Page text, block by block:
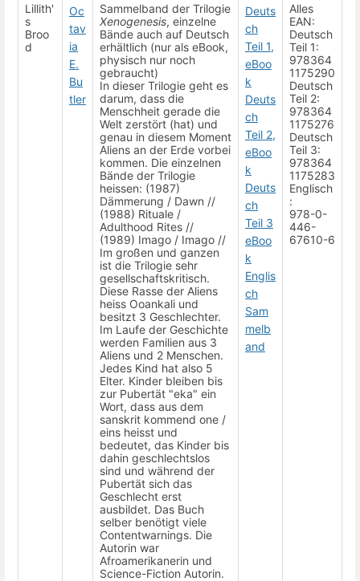
Lillith'
s
Broo
d
Oc
tav
ia
E.
Bu
tler
Sammelband der Trilogie
Xenogenesis, einzelne
Bände auch auf Deutsch
erhältlich (nur als eBook,
physisch nur noch
gebraucht)
In dieser Trilogie geht es
darum, dass die
Menschheit gerade die
Welt zerstört (hat) und
genau in diesem Moment
Aliens an der Erde vorbei
kommen. Die einzelnen
Bände der Trilogie
heissen: (1987)
Dämmerung / Dawn //
(1988) Rituale /
Adulthood Rites //
(1989) Imago / Imago //
Im großen und ganzen
ist die Trilogie sehr
gesellschaftskritisch.
Diese Rasse der Aliens
heiss Ooankali und
besitzt 3 Geschlechter.
Im Laufe der Geschichte
werden Familien aus 3
Aliens und 2 Menschen.
Jedes Kind hat also 5
Elter. Kinder bleiben bis
zur Pubertät "eka" ein
Wort, dass aus dem
sanskrit kommend one /
eins heisst und
bedeutet, das Kinder bis
dahin geschlechtslos
sind und während der
Pubertät sich das
Geschlecht erst
ausbildet. Das Buch
selber benötigt viele
Contentwarnings. Die
Autorin war
Afroamerikanerin und
Science-Fiction Autorin.
Deuts
ch
Teil 1,
eBoo
k
Deuts
ch
Teil 2,
eBoo
k
Deuts
ch
Teil 3
eBoo
k
Englis
ch
Sam
melb
and
Alles
EAN:
Deutsch
Teil 1:
978364
1175290
Deutsch
Teil 2:
978364
1175276
Deutsch
Teil 3:
978364
1175283
Englisch
:
978-0-
446-
67610-6